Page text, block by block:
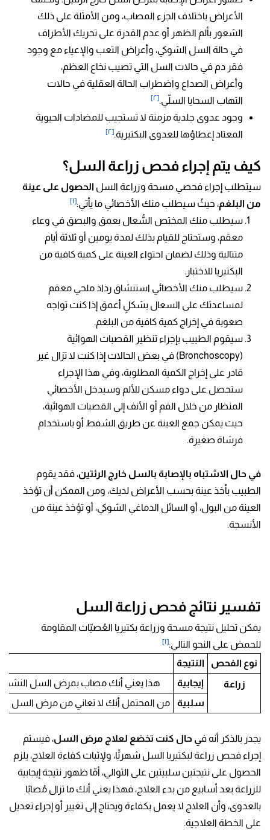
الأعراض باختلاف الجزء المصاب، ومن الأمثلة على ذلك
الشعور بألم الظهر أو عدم القدرة على تحريك الأطراف
في حالة السل الشوكي، وأعراض التعب والإعياء مع وجود
فقر دم في حالات السل التي تصيب نخاع العظم،
وأعراض الصداع واضطراب الحالة العقلية في حالات
التهاب السحايا السلّي.[٢]
وجود عدوى جلدية مزمنة لا تستجيب للمضادات الحيوية
المعتاد إعطاؤها للعدوى البكتيرية.[٢]
كيف يتم إجراء فحص زراعة السل؟
سيتطلب إجراء فحصي مسحة وزراعة السل الحصول على عينة
من البلغم، حيثُ سيطلب منك الأخصائي ما يأتي:[١]
سيطلب منك المختص السُّعال بعمق والبصق في وعاء
معقم، وستحتاج للقيام بذلك لمدة يومين أو ثلاثة أيام
متتالية وذلك لضمان احتواء العينة على كمية كافية من
البكتيريا للاختبار.
سيطلب منك الأخصائي استنشاق رذاذ ملحي معقم
لمساعدتك على السعال بشكلٍ أعمق إذا كنت تواجه
صعوبة في إخراج كمية كافية من البلغم.
سيقوم الطبيب بإجراء تنظير القصبات الهوائية
(Bronchoscopy) في بعض الحالات إذا كنت لا تزال غير
قادر على إخراج الكمية المطلوبة، وفي هذا الإجراء
ستحصل على دواء مسكن للألم وسيدخل الأخصائي
المنظار من خلال الفم أو الأنف إلى القصبات الهوائية،
حيث يمكن جمع العينة عن طريق الشفط أو باستخدام
فرشاة صغيرة.
في حال الاشتباه بالإصابة بالسل خارج الرئتين، فقد يقوم
الطبيب بأخذ عينة بحسب الأعراض لديك، ومن الممكن أن تؤخذ
العينة من البول، أو السائل الدماغي الشوكي، أو تؤخذ عينة من
الأنسجة.
تفسير نتائج فحص زراعة السل
يمكن تحليل نتيجة مسحة وزراعة بكتيريا العُصيّات المقاومة
للحمض على النحو التالي:[١]
نوع الفحص النتيجة
زراعة إيجابية
هذا يعني أنك مصاب بمرض السل النشط أو
سلبية
من المحتمل أنك لا تعاني من مرض السل
يجدر بالذكر أنه في حال كنت تخضع لعلاج مرض السل، فيستم
إجراء فحص زراعة لبكتيريا السل شهريًًا، ولإثبات كفاءة العلاج، يلزم
الحصول على نتيجتين سلبيتين على التوالي، أمّا ظهور نتيجة إيجابية
للزراعة بعد أسابيع من بدء العلاج، فهذا يعني أنك ما تزال مُصابًا
بالعدوى، وأن العلاج لا يعمل بكفاءة ويحتاج إلى تغيير أو إجراء تعديل
على الخطة العلاجية.